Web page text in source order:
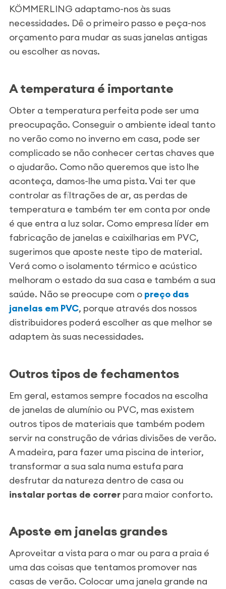
KÖMMERLING adaptamo-nos às suas
necessidades. Dê o primeiro passo e peça-nos
orçamento para mudar as suas janelas antigas
ou escolher as novas.
A temperatura é importante
Obter a temperatura perfeita pode ser uma
preocupação. Conseguir o ambiente ideal tanto
no verão como no inverno em casa, pode ser
complicado se não conhecer certas chaves que
o ajudarão. Como não queremos que isto lhe
aconteça, damos-lhe uma pista. Vai ter que
controlar as filtrações de ar, as perdas de
temperatura e também ter em conta por onde
é que entra a luz solar. Como empresa líder em
fabricação de janelas e caixilharias em PVC,
sugerimos que aposte neste tipo de material.
Verá como o isolamento térmico e acústico
melhoram o estado da sua casa e também a sua
saúde. Não se preocupe com o preço das
janelas em PVC, porque através dos nossos
distribuidores poderá escolher as que melhor se
adaptem às suas necessidades.
Outros tipos de fechamentos
Em geral, estamos sempre focados na escolha
de janelas de alumínio ou PVC, mas existem
outros tipos de materiais que também podem
servir na construção de várias divisões de verão.
A madeira, para fazer uma piscina de interior,
transformar a sua sala numa estufa para
desfrutar da natureza dentro de casa ou
instalar portas de correrpara maior conforto.
Aposte em janelas grandes
Aproveitar a vista para o mar ou para a praia é
uma das coisas que tentamos promover nas
casas de verão. Colocar uma janela grande na